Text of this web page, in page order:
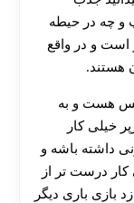
و چه در حیطه
است و در واقع
هستند.
هست و به
خیلی کار
داشته باشه و
درست تر از
بازی باری دیگر